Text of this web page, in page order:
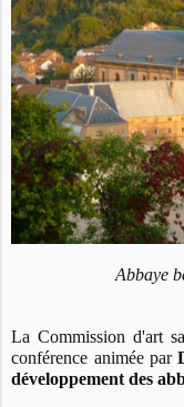
Abbaye
La Commission d'art
conférence animée par
développement des